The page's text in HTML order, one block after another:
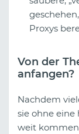
Proxys
Von der
anfangen?
Nachdem
sie ohne
weit